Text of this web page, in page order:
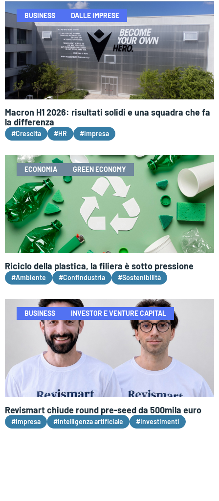
BUSINESS DALLE IMPRESE
Macron H1 2026: risultati solidi e una squadra che fa
la differenza
#Crescita #HR #Impresa
ECONOMIA GREEN ECONOMY
Riciclo della plastica, la filiera è sotto pressione
#Ambiente #Confindustria #Sostenibilità
BUSINESS INVESTOR E VENTURE CAPITAL
Revismart chiude round pre-seed da 500mila euro
#Impresa #Intelligenza artificiale #Investimenti